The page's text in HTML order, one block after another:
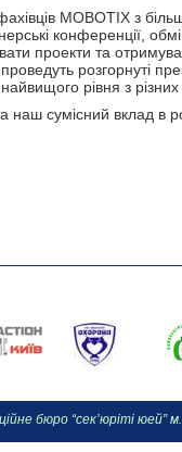
МОВОТІХ з більш
конференції,
проекти та
розгорнуті
рівня з різних
сумісний вклад в
бюро “сек’юріті юей” м.